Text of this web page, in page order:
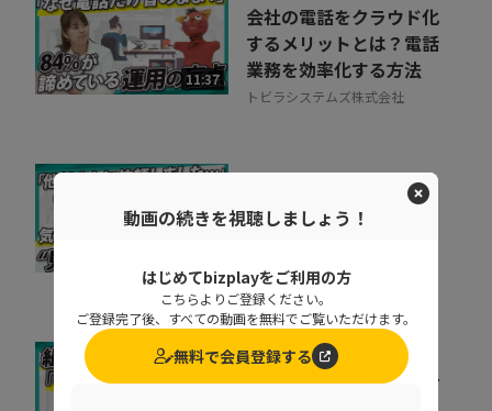
11:37
会社の電話をクラウド化
するメリットとは？電話
業務を効率化する方法
トビラシステムズ株式会社
取りこぼしはなぜ起き
る？“見えない失注”を
株式会社シャノン
キャリア迷子を防ぐ！組
動画の続きを視聴しましょう！
はじめてbizplayをご利用の方
こちらよりご登録ください。
ご登録完了後、すべての動画を無料でご覧いただけます。
無料で会員登録する